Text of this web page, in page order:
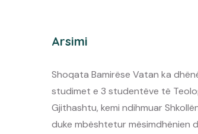
Arsimi
Shoqata Bamirëse Vatan ka
studimet e 3 studentëve të
Gjithashtu, kemi ndihmuar
duke mbështetur mësimdhënien